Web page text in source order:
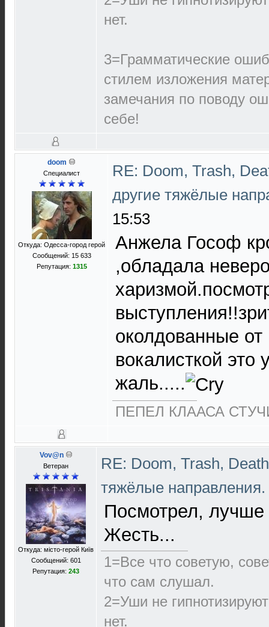
нет.
3=Грамматические
стилем изложения
замечания по поводу
себе!
doom
Специалист
Откуда: Одесса-город герой
Сообщений: 15 633
Репутация: 1315
RE: Doom, Trash,
другие тяжёлые
15:53
Анжела Гософ
,обладала
околдованные
вокалисткой это
жаль.....
ПЕПЕЛ КЛААСА
Vov@n
Ветеран
Откуда: місто-герой Київ
Сообщений: 601
Репутация: 243
RE: Doom, Trash,
тяжёлые направления.
Посмотрел, лучше
Жесть...
1=Все что советую,
что сам слушал.
2=Уши не
нет.